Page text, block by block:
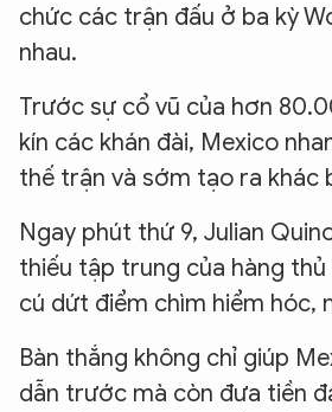
chức các trận đấu ở ba kỳ
nhau.
Trước sự cổ vũ của hơn
kín các khán đài, Mexico
thế trận và sớm tạo ra khác
Ngay phút thứ 9, Julian
thiếu tập trung của hàng thủ
cú dứt điểm chìm hiểm hóc,
Bàn thắng không chỉ giúp
dẫn trước mà còn đưa tiền